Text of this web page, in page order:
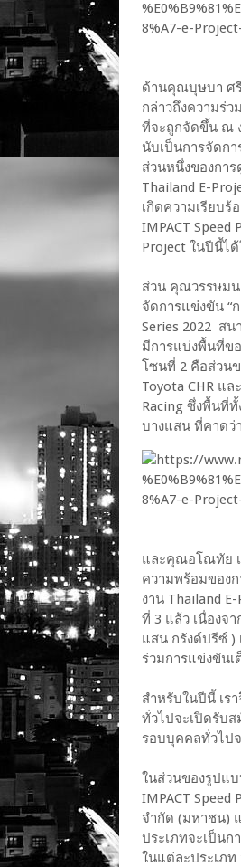
ด้านคุณบุษ​บา ศรี​
กล่าวถึงความร่
ที่จะถูกจัดขึ้น ณ
นับเป็นการจัดกา
ส่วนหนึ่งของกา
Thailand E-
เกิดความเรียบ
IMPACT
Project ในปีนี้ไ
ส่วน คุณวรรษมน
จัดการแข่งขัน “
Series 2022 สน
มีการแบ่งพื้นที่ข
โซนที่ 2 คือส่วน
Toyota CHR แ
Racing ซึ่งพื้นที่
บางแสน ที่คาดว่
และคุณอโณทัย เ
ความพร้อมของก
งาน Thailand
ที่ 3 แล้ว เนื่องจ
แสน กรังด์ปรีซ์ )
ร่วมการแข่งขัน
สำหรับในปีนี้ เร
ทั่วไปจะเปิดรับ
รอบบุคคลทั่วไป
ในส่วนของรูปแ
IMPACT
จำกัด (มหาชน)
ประเภทจะเป็นก
ในแต่ละประเภท